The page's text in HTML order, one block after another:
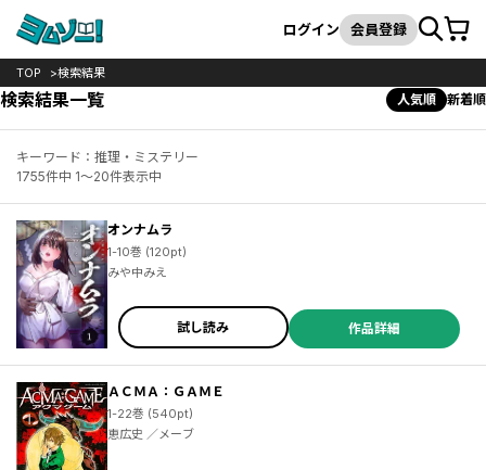
検索
ログイン 会員登録カート
TOP 検索結果
検索結果一覧 人気順 新着順
キーワード：推理・ミステリー
1755件中 1～20件表示中
オンナムラ
1-10巻 (120pt)
みや中みえ
試し読み 作品詳細
ＡＣＭＡ：ＧＡＭＥ
1-22巻 (540pt)
恵広史 ／メーブ